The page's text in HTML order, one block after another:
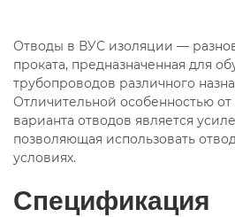
Отводы в ВУС изоляции —
проката, предназначенная для
трубопроводов различного
Отличительной особенностью от
варианта отводов является
позволяющая использовать
условиях.
Спецификация